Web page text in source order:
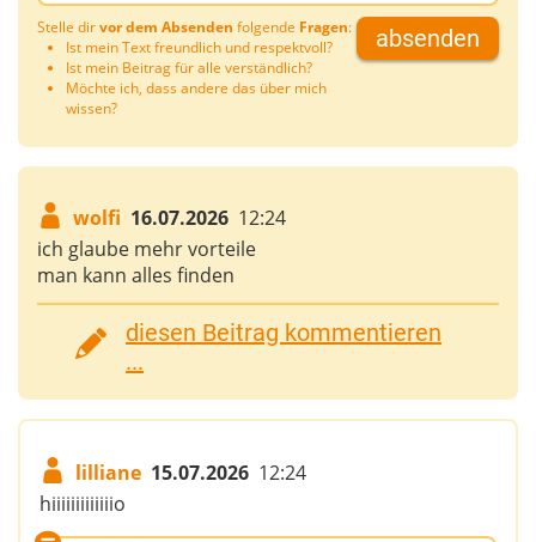
Stelle dirvor dem Absenden folgende Fragen:
Ist mein Text freundlich und respektvoll?
Ist mein Beitrag für alle verständlich?
Möchte ich, dass andere das über mich
wissen?
absenden
wolfi 16.07.2026 12:24
ich glaube mehr vorteile
man kann alles finden
diesen Beitrag kommentieren
...
lilliane 15.07.2026 12:24
hiiiiiiiiiiiiio